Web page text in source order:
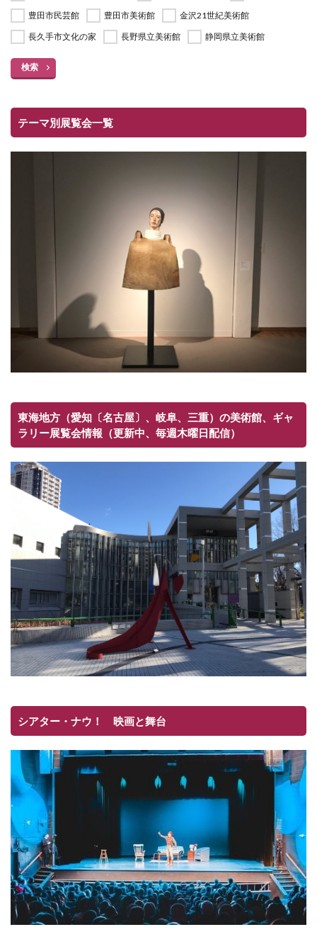
豊田市民芸館
豊田市美術館
金沢21世紀美術館
長久手市文化の家
長野県立美術館 静岡県立美術館
検索
テーマ別展覧会一覧
東海地方（愛知〔名古屋〕、岐阜、三重）の美術館、ギャ
ラリー展覧会情報（更新中、毎週木曜日配信）
シアター・ナウ！ 映画と舞台